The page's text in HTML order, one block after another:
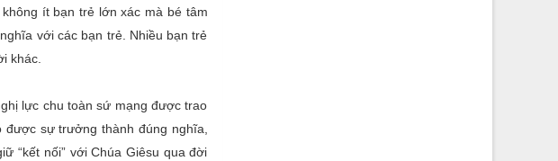
ít bạn trẻ lớn xác mà bé tâm
với các bạn trẻ. Nhiều bạn trẻ
khác.
lực chu toàn sứ mạng được trao
được sự trưởng thành đúng nghĩa,
“kết nối” với Chúa Giêsu qua đời